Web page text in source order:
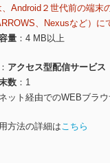
Android２世代前の端末
、Nexusなど）に
量
4 MB以上
アクセス型配信サービス
数
1
ット経由でのWEBブラ
方法の詳細はこちら